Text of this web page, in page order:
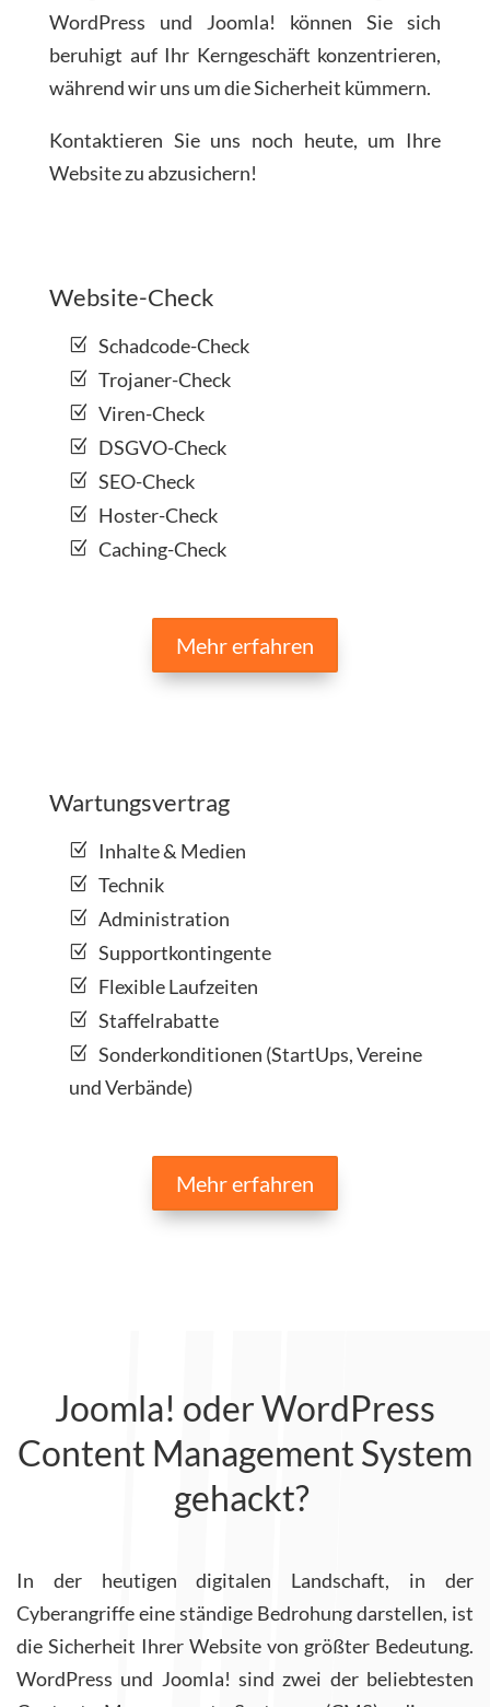
WordPress und Joomla! können Sie sich
beruhigt auf Ihr Kerngeschäft konzentrieren,
während wir uns um die Sicherheit kümmern.
Kontaktieren Sie uns noch heute, um Ihre
Website zu abzusichern!
Website-Check
Schadcode-Check
Trojaner-Check
Viren-Check
DSGVO-Check
SEO-Check
Hoster-Check
Caching-Check
Mehr erfahren
Wartungsvertrag
Inhalte & Medien
Technik
Administration
Supportkontingente
Flexible Laufzeiten
Staffelrabatte
Sonderkonditionen (StartUps, Vereine
und Verbände)
Mehr erfahren
Joomla! oder WordPress
Content Management System
gehackt?
In der heutigen digitalen Landschaft, in der
Cyberangriffe eine ständige Bedrohung darstellen, ist
die Sicherheit Ihrer Website von größter Bedeutung.
WordPress und Joomla! sind zwei der beliebtesten